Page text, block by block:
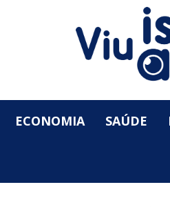
ECONOMIA SAÚDE